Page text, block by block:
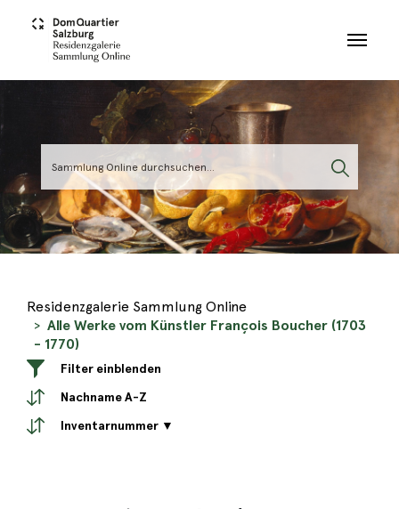
Residenzgalerie Sammlung Online
Alle Werke vom Künstler François Boucher (1703
- 1770)
Filter einblenden
Nachname A-Z
Inventarnummer ▼